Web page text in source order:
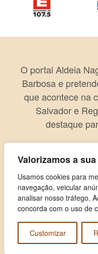
Valorizamos a
Usamos cookies para
navegação, veicular
analisar nosso tráfego.
concorda com o uso de
Customizar
O portal Aldeia
Barbosa e
que acontece na
Salvador e
destaque
Copyright © 2026